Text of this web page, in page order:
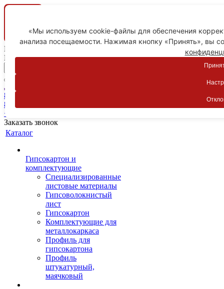
Ваш город
Пятигорск
Личный кабинет
8-800-775-59-89
8-800-775-59-89
+7 918 754-83-77
Заказать звонок
Каталог
Гипсокартон и
комплектующие
Специализированные
листовые материалы
Гипсоволокнистый
лист
Гипсокартон
Комплектующие для
металлокаркаса
Профиль для
гипсокартона
Профиль
штукатурный,
маячковый
«Мы используем cookie-файлы для обеспечения
анализа посещаемости. Нажимая кнопку «Принять», вы